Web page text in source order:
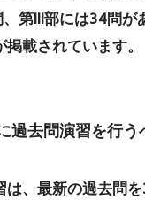
第III部には34問が
掲載されています。
過去問演習を行う
は、最新の過去問